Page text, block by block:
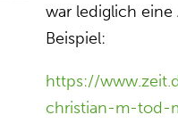
war lediglich
Beispiel:
https://
christian-m-tod-